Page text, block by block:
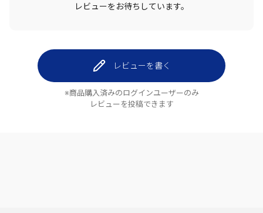
レビューをお待ちしています。
レビューを書く
※商品購入済みのログインユーザーのみ
レビューを投稿できます